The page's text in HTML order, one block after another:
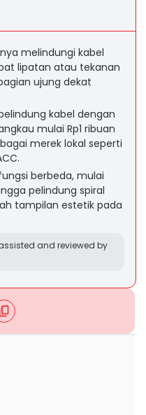
melindungi kabel
lipatan atau tekanan
ujung dekat
kabel dengan
mulai Rp1 ribuan
merek lokal seperti
berbeda, mulai
pelindung spiral
tampilan estetik pada
and reviewed by